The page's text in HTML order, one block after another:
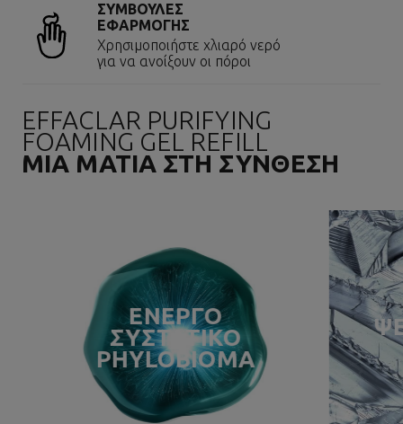
ΣΥΜΒΟΥΛΕΣ
ΕΦΑΡΜΟΓΗΣ
Χρησιμοποιήστε χλιαρό νερό
για να ανοίξουν οι πόροι
EFFACLAR PURIFYING
FOAMING GEL REFILL
ΜΙΑ ΜΑΤΙΑ ΣΤΗ ΣΥΝΘΕΣΗ
ΕΝΕΡΓΟ
ΣΥΣΤΑΤΙΚΟ
PHYLOBIOMA